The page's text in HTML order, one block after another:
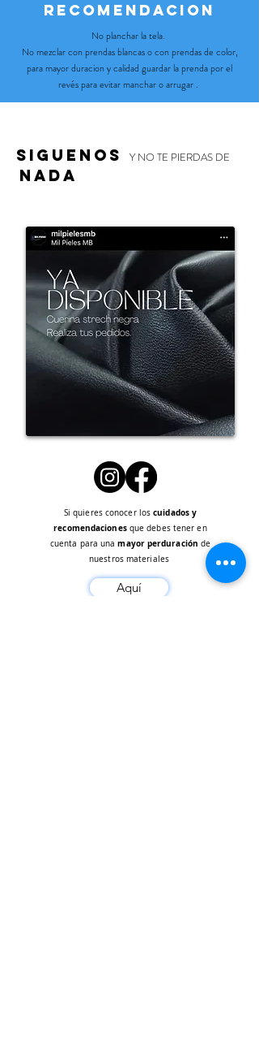
recomendacion
No planchar la tela.
No mezclar con prendas blancas o con prendas de color,
para mayor duracion y calidad guardar la prenda por el
revés para evitar manchar o arrugar .
Siguenos Y NO TE PIERDAS DE
NADA
Consulta
Si quieres conocer loscuidados y
recomendacionesque debes tener en
cuenta para unamayorperduración de
nuestros materiales
Aquí